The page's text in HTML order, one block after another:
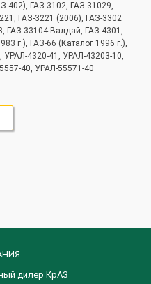
402), ГАЗ-3102, ГАЗ-31029,
ГАЗ-3221 (2006), ГАЗ-3302
ГАЗ-33104 Валдай, ГАЗ-4301,
г.), ГАЗ-66 (Каталог 1996 г.),
4320-41, УРАЛ-43203-10,
40, УРАЛ-55571-40
дилер КрАЗ